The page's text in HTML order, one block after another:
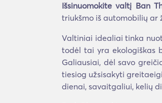
Išsinuomokite valtį Ban
triukšmo iš automobilių ar
Valtiniai idealiai tinka
todėl tai yra ekologiškas
Galiausiai, dėl savo
tiesiog užsisakyti
dienai, savaitgaliui, kelių